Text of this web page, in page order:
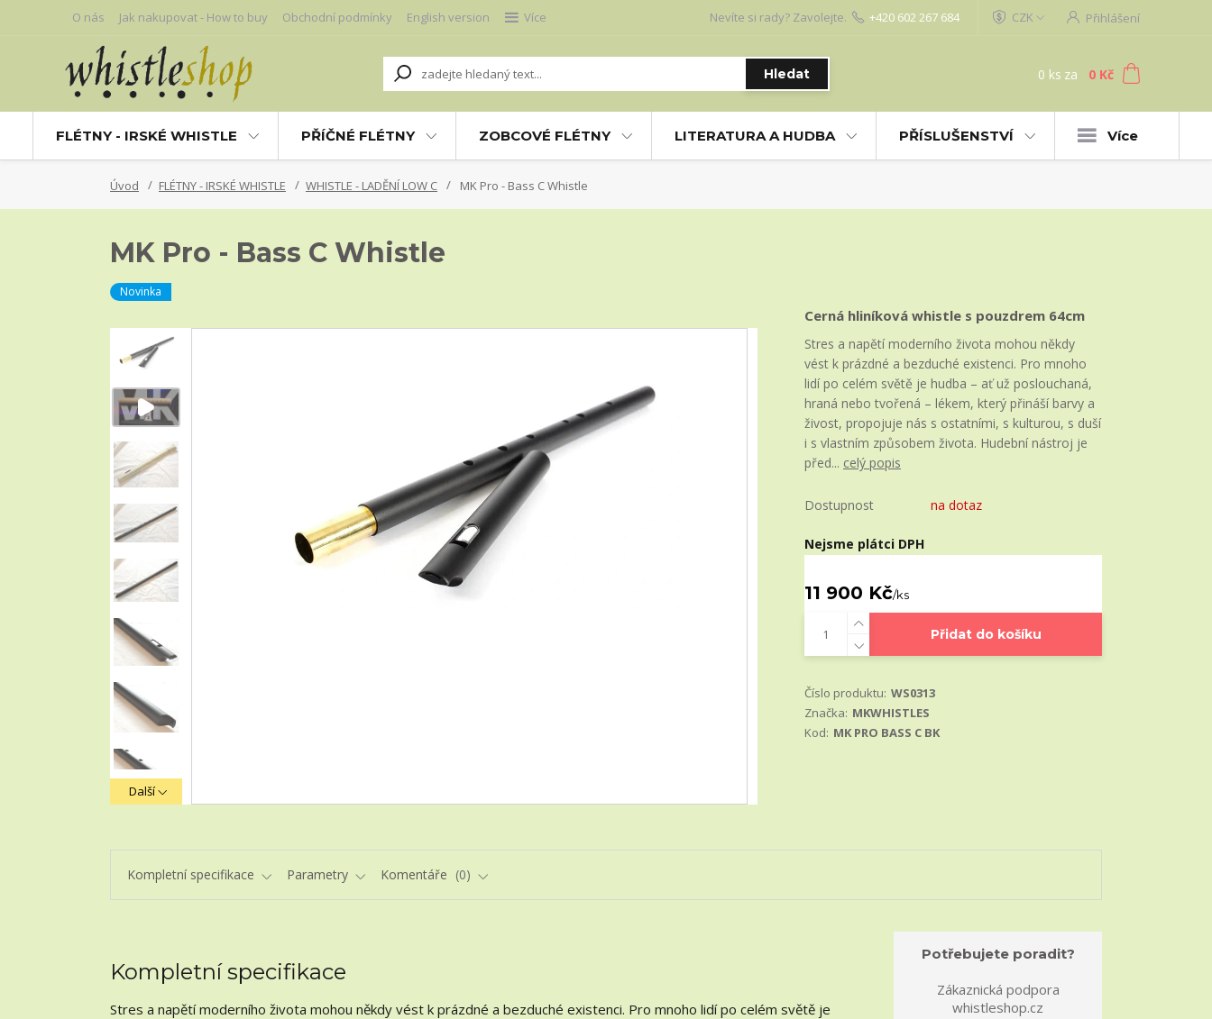
O nás Jak nakupovat - How to buy Obchodní podmínky English version Více CZK Přihlášení
Hledat
Nevíte si rady? Zavolejte. +420 602 267 684
0 ks za 0 Kč
FLÉTNY - IRSKÉ WHISTLE PŘÍČNÉ FLÉTNY ZOBCOVÉ FLÉTNY LITERATURA A HUDBA PŘÍSLUŠENSTVÍ Více
Úvod FLÉTNY - IRSKÉ WHISTLE WHISTLE - LADĚNÍ LOW C MK Pro - Bass C Whistle
MK Pro - Bass C Whistle
Novinka
Další
Cerná hliníková whistle s pouzdrem 64cm
Stres a napětí moderního života mohou někdy
vést k prázdné a bezduché existenci. Pro mnoho
lidí po celém světě je hudba – ať už poslouchaná,
hraná nebo tvořená – lékem, který přináší barvy a
živost, propojuje nás s ostatními, s kulturou, s duší
i s vlastním způsobem života. Hudební nástroj je
před... celý popis
Dostupnost na dotaz
Nejsme plátci DPH
11 900 Kč/ks
Přidat do košíku
Číslo produktu: WS0313
Značka: MKWHISTLES
Kod: MK PRO BASS C BK
Kompletní specifikace Parametry Komentáře 0
Kompletní specifikace
Stres a napětí moderního života mohou někdy vést k prázdné a bezduché existenci. Pro mnoho lidí po celém světě je
Potřebujete poradit?
Zákaznická podpora
whistleshop.cz